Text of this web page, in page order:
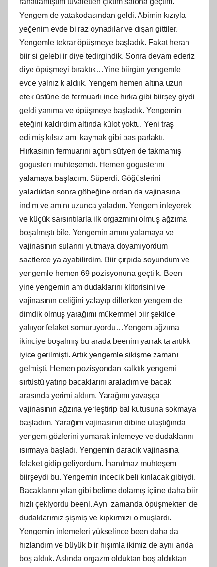
Yengem de yatakodasından geldi. Abimin kızıyla
yeğenim evde biiraz oynadılar ve dışarı gittiler.
Yengemle tekrar öpüşmeye başladık. Fakat heran
biirisi gelebilir diye tedirgindik. Sonra devam ederiz
diye öpüşmeyi bıraktık…Yine biirgün yengemle
evde yalnız k aldıık. Yengem hemen altına uzun
etek üstüne de fermuarlı ince hırka gibi biirşey giydi
geldi yanıma ve öpüşmeye başladık. Yengemin
eteğini kaldırdım altında külot yoktu. Yeni traş
edilmiş kılsız amı kaymak gibi pas parlaktı.
Hırkasının fermuarını açtım sütyen de takmamış
göğüsleri muhteşemdi. Hemen göğüslerini
yalamaya başladım. Süperdi. Göğüslerini
yaladıktan sonra göbeğine ordan da vajinasına
indim ve amını uzunca yaladım. Yengem inleyerek
ve küçük sarsıntılarla ilk orgazmını olmuş ağzıma
boşalmıştı bile. Yengemin amını yalamaya ve
vajinasının sularını yutmaya doyamıyordum
saatlerce yalayabilirdim. Biir çırpıda soyundum ve
yengemle hemen 69 pozisyonuna geçtiik. Been
yine yengemin am dudaklarını klitorisini ve
vajinasının deliğini yalayıp dillerken yengem de
dimdik olmuş yarağımı mükemmel biir şekilde
yalııyor felaket somuruyordu…Yengem ağzıma
ikinciye boşalmış bu arada beenim yarrak ta artıkk
iyice gerilmişti. Artık yengemle sikişme zamanı
gelmişti. Hemen pozisyondan kalktık yengemi
sırtüstü yatırıp bacaklarını araladım ve bacak
arasında yerimi aldıım. Yarağımı yavaşça
vajinasının ağzına yerleştirip bal kutusuna sokmaya
başladım. Yarağım vajinasının dibine ulaştığında
yengem gözlerini yumarak inlemeye ve dudaklarını
ısırmaya başladı. Yengemin daracık vajinasına
felaket gidip geliyordum. İnanılmaz muhteşem
biirşeydi bu. Yengemin incecik beli kırılacak gibiydi.
Bacaklarını yılan gibi belime dolamış içiine daha biir
hızlı çekiyordu beeni. Aynı zamanda öpüşmekten de
dudaklarımız şişmiş ve kıpkırmızı olmuşlardı.
Yengemin inlemeleri yükselince been daha da
hızlandım ve büyük biir hışımla ikimiz de aynı anda
boş aldıık. Aslında orgazm olduktan boş aldııktan